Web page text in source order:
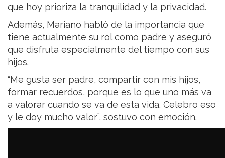
que hoy prioriza la tranquilidad y la privacidad.
Además, Mariano habló de la importancia que
tiene actualmente su rol como padre y aseguró
que disfruta especialmente del tiempo con sus
hijos.
“Me gusta ser padre, compartir con mis hijos,
formar recuerdos, porque es lo que uno más va
a valorar cuando se va de esta vida. Celebro eso
y le doy mucho valor”, sostuvo con emoción.